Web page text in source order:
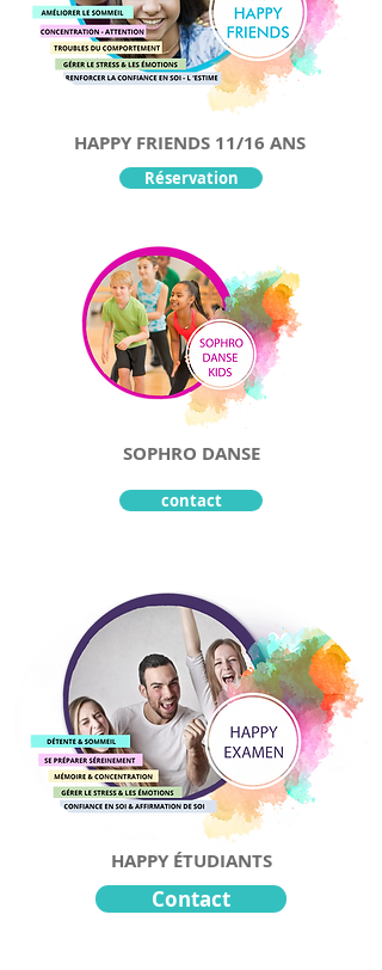
HAPPY FRIENDS 11/16 ANS
Réservation
SOPHRO DANSE
contact
HAPPY ÉTUDIANTS
Contact